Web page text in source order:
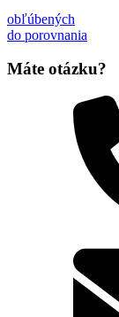
obľúbených
do porovnania
Máte otázku?